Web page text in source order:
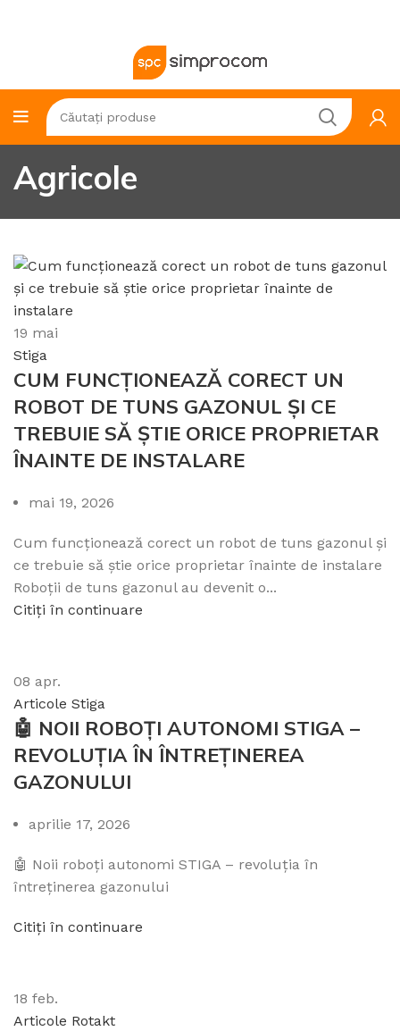
Agricole
19 mai
Stiga
CUM FUNCȚIONEAZĂ CORECT UN
ROBOT DE TUNS GAZONUL ȘI CE
TREBUIE SĂ ȘTIE ORICE PROPRIETAR
ÎNAINTE DE INSTALARE
mai 19, 2026
Cum funcționează corect un robot de tuns gazonul și
ce trebuie să știe orice proprietar înainte de instalare
Roboții de tuns gazonul au devenit o...
Citiți în continuare
08 apr.
Articole Stiga
🤖 NOII ROBOȚI AUTONOMI STIGA –
REVOLUȚIA ÎN ÎNTREȚINEREA
GAZONULUI
aprilie 17, 2026
🤖 Noii roboți autonomi STIGA – revoluția în
întreținerea gazonului
Citiți în continuare
18 feb.
Articole Rotakt